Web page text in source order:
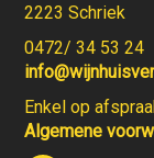
2223 Schriek
0472/ 34 53 24
Enkel op
Algemene